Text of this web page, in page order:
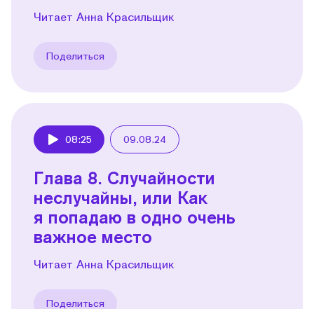
Читает Анна Красильщик
Поделиться
08:25 09.08.24
Глава 8. Случайности
неслучайны, или Как
я попадаю в одно очень
важное место
Читает Анна Красильщик
Поделиться